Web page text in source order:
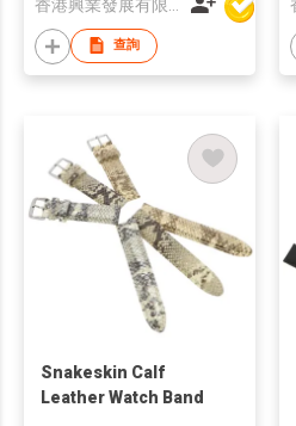
查詢
Snakeskin Calf
Leather Watch Band